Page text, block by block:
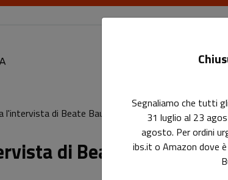
Le
l'intervista di Beate Baumann sul "Manuale del
di Beate Baumann
Segnaliamo che tutti
31 luglio al 23
agosto. Per ordini
ibs.it o Amazon dove